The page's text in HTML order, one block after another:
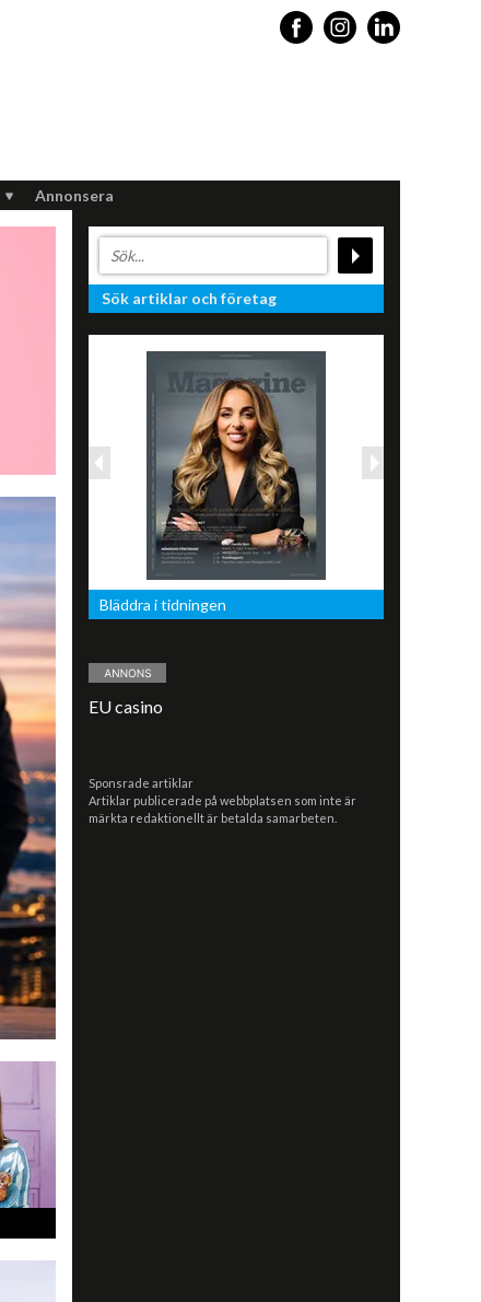
Annonsera
Sök artiklar och företag
Bläddra i tidningen
EU casino
Sponsrade artiklar
Artiklar publicerade på webbplatsen som inte är
märkta redaktionellt är betalda samarbeten.